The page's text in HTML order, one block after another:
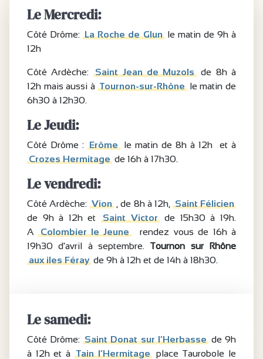
Le Mercredi:
Côté Drôme:La Roche de Glun le matin de 9h à
12h
Côté Ardèche: Saint Jean de Muzols
de 8h à
12h mais aussi à Tournon-sur-Rhône le matin de
6h30 à 12h30.
Le Jeudi:
Côté Drôme :Erôme
le matin de 8h à 12h et à
Crozes Hermitage de 16h à 17h30.
Le vendredi:
Côté Ardèche: Vion , de 8h à 12h,Saint Félicien
de 9h à 12h et
Saint Victorde 15h30 à 19h.
AColombier le Jeunerendez vous de 16h à
19h30 d'avril à septembre. Tournon sur Rhône
aux iles Féray de 9h à 12h et de 14h à 18h30.
Le samedi:
Côté Drôme:Saint Donat sur l’Herbassede 9h
à 12h et à Tain l’Hermitage
place Taurobole le